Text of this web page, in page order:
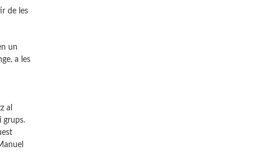
de les
un
a les
al
grups.